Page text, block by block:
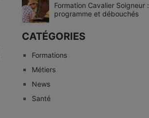
Formation Cavalier Soigneur :
programme et débouchés
CATÉGORIES
Formations
Métiers
News
Santé